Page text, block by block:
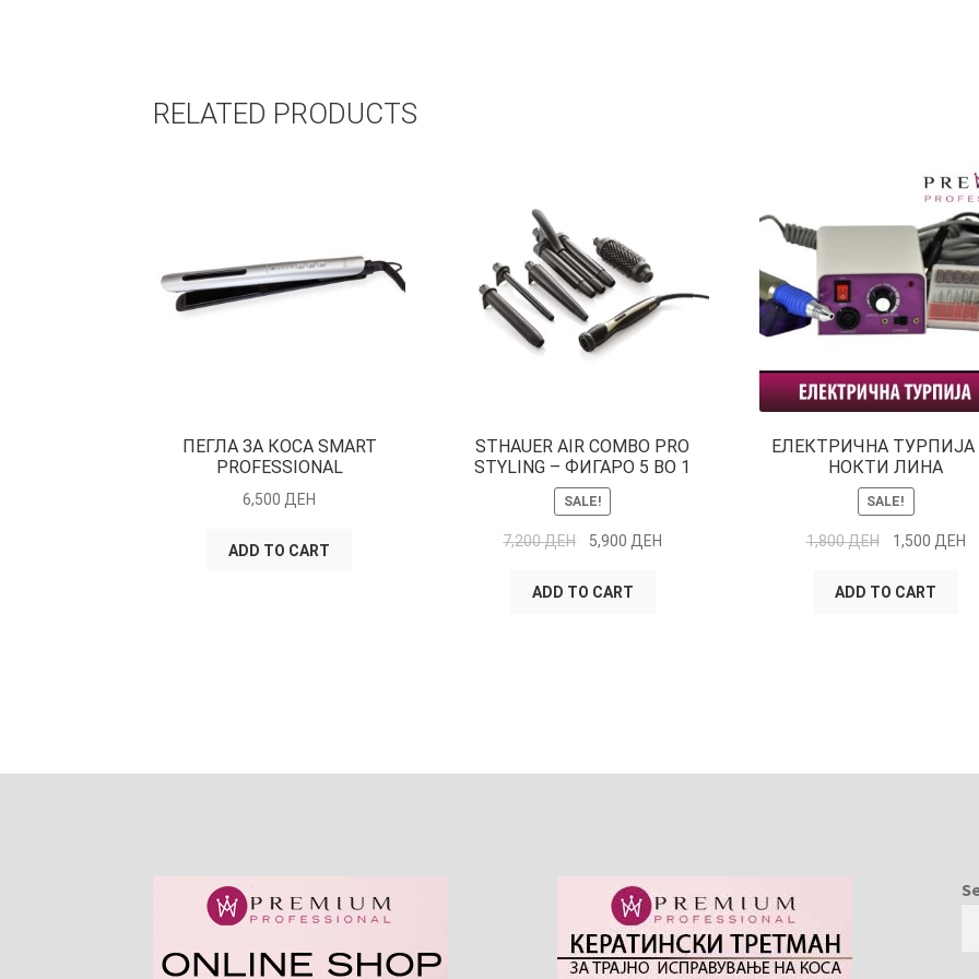
RELATED PRODUCTS
ПЕГЛА ЗА КОСА SMART
PROFESSIONAL
6,500 ДЕН
ADD TO CART
STHAUER AIR COMBO PRO
STYLING – ФИГАРО 5 ВО 1
SALE!
7,200ДЕН 5,900 ДЕН
ADD TO CART
ЕЛЕКТРИЧНА ТУРПИЈА
НОКТИ ЛИНА
SALE!
1,800ДЕН 1,500 ДЕН
ADD TO CART